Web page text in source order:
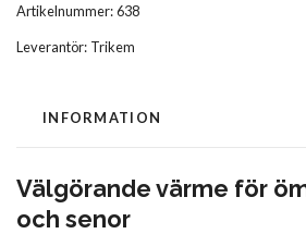
Artikelnummer:638
Leverantör: Trikem
INFORMATION
Välgörande värme för
och senor